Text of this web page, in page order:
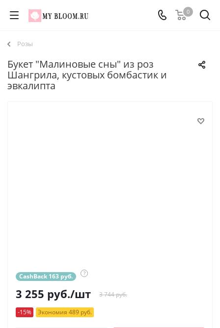
0
Розы
Букет "Малиновые сны" из роз
Шангрила, кустовых бомбастик и
эвкалипта
CashBack 163 руб. ?
3 255 руб./шт 3 744 руб.
-15% Экономия 489 руб.